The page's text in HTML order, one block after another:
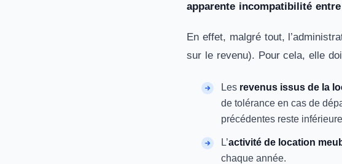
apparente incompatibilité
En effet, malgré tout,
sur le revenu). Pour cela, elle
Les revenus issus de la
de tolérance en cas de
précédentes reste
L’activité de location
chaque année.